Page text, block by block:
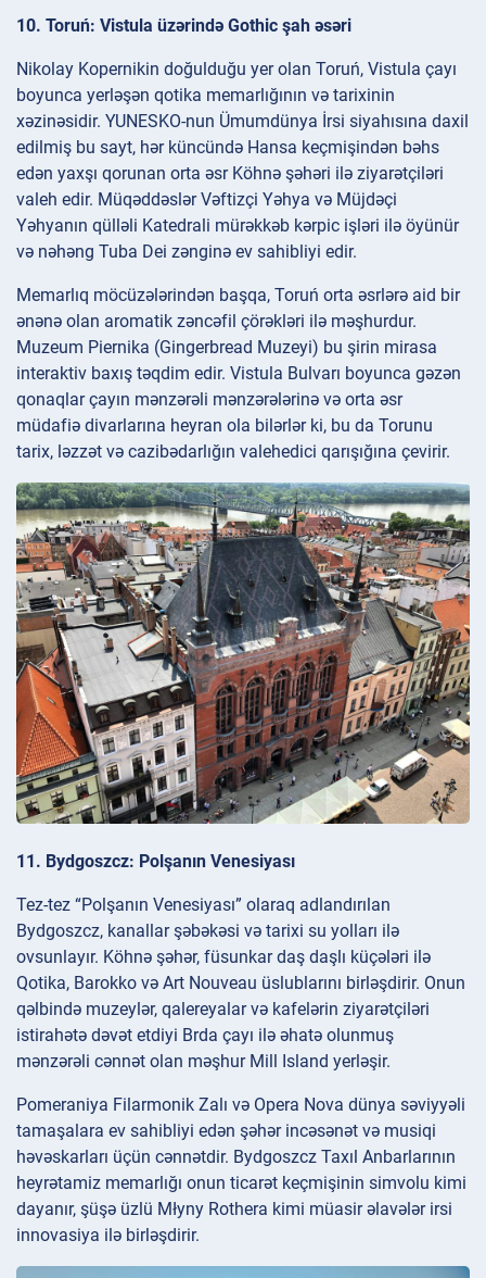
10. Toruń: Vistula üzərində Gothic şah əsəri
Nikolay Kopernikin doğulduğu yer olan Toruń, Vistula çayı
boyunca yerləşən qotika memarlığının və tarixinin
xəzinəsidir. YUNESKO-nun Ümumdünya İrsi siyahısına daxil
edilmiş bu sayt, hər küncündə Hansa keçmişindən bəhs
edən yaxşı qorunan orta əsr Köhnə şəhəri ilə ziyarətçiləri
valeh edir. Müqəddəslər Vəftizçi Yəhya və Müjdəçi
Yəhyanın qülləli Katedrali mürəkkəb kərpic işləri ilə öyünür
və nəhəng Tuba Dei zənginə ev sahibliyi edir.
Memarlıq möcüzələrindən başqa, Toruń orta əsrlərə aid bir
ənənə olan aromatik zəncəfil çörəkləri ilə məşhurdur.
Muzeum Piernika (Gingerbread Muzeyi) bu şirin mirasa
interaktiv baxış təqdim edir. Vistula Bulvarı boyunca gəzən
qonaqlar çayın mənzərəli mənzərələrinə və orta əsr
müdafiə divarlarına heyran ola bilərlər ki, bu da Torunu
tarix, ləzzət və cazibədarlığın valehedici qarışığına çevirir.
11. Bydgoszcz: Polşanın Venesiyası
Tez-tez “Polşanın Venesiyası” olaraq adlandırılan
Bydgoszcz, kanallar şəbəkəsi və tarixi su yolları ilə
ovsunlayır. Köhnə şəhər, füsunkar daş daşlı küçələri ilə
Qotika, Barokko və Art Nouveau üslublarını birləşdirir. Onun
qəlbində muzeylər, qalereyalar və kafelərin ziyarətçiləri
istirahətə dəvət etdiyi Brda çayı ilə əhatə olunmuş
mənzərəli cənnət olan məşhur Mill Island yerləşir.
Pomeraniya Filarmonik Zalı və Opera Nova dünya səviyyəli
tamaşalara ev sahibliyi edən şəhər incəsənət və musiqi
həvəskarları üçün cənnətdir. Bydgoszcz Taxıl Anbarlarının
heyrətamiz memarlığı onun ticarət keçmişinin simvolu kimi
dayanır, şüşə üzlü Młyny Rothera kimi müasir əlavələr irsi
innovasiya ilə birləşdirir.